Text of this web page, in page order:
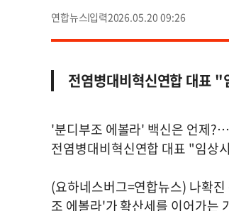
연합뉴스 2026.05.20 09:26
전염병대비혁신연합 대표
'분디부조 에볼라' 백신은 언제
전염병대비혁신연합 대표 "임상
(요하네스버그=연합뉴스) 나확
조 에볼라'가 확산세를 이어가는